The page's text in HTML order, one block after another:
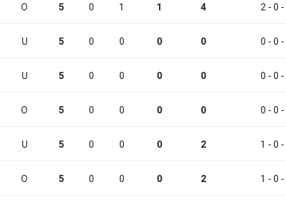
O 5 0 1 1 4 2 - 0 -
U 5 0 0 0 0 0 - 0 -
U 5 0 0 0 0 0 - 0 -
O 5 0 0 0 0 0 - 0 -
U 5 0 0 0 2 1 - 0 -
O 5 0 0 0 2 1 - 0 -